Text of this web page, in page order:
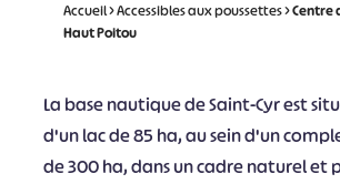
Accueil>Accessibles aux poussettes>Centre
Haut Poitou
La base nautique de Saint-Cyr est
d'un lac de 85 ha, au sein d'un
de 300 ha, dans un cadre naturel et